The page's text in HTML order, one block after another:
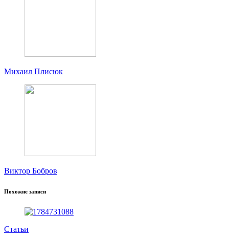
Михаил Плисюк
Виктор Бобров
Похожие записи
Статьи